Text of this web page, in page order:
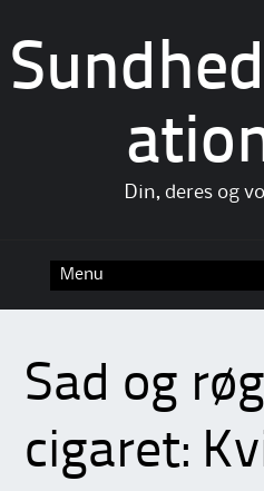
Din, deres og
Sad og
cigaret: